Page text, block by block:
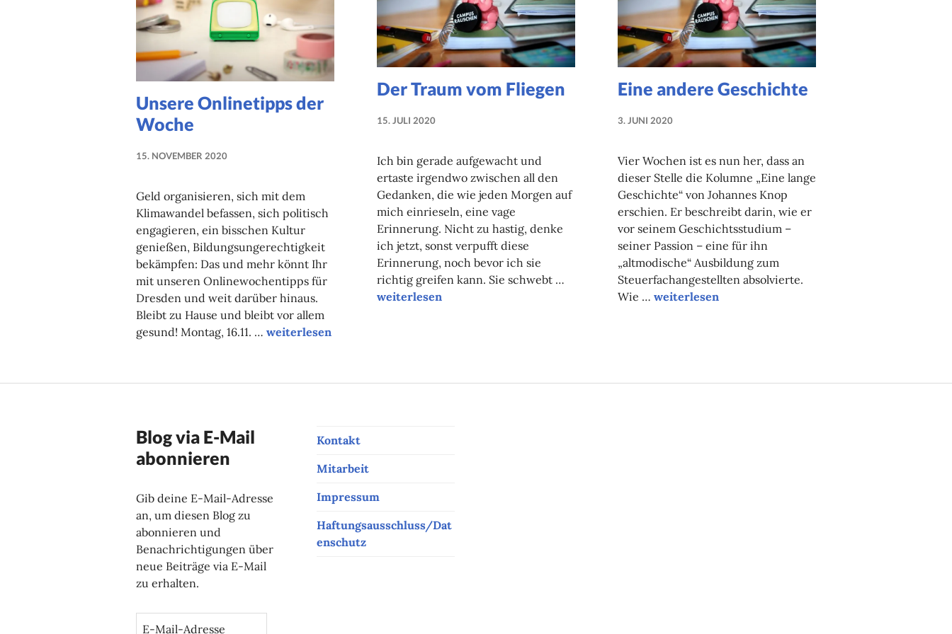
Unsere Onlinetipps der
Woche
15. NOVEMBER 2020
Geld organisieren, sich mit dem
Klimawandel befassen, sich politisch
engagieren, ein bisschen Kultur
genießen, Bildungsungerechtigkeit
bekämpfen: Das und mehr könnt Ihr
mit unseren Onlinewochentipps für
Dresden und weit darüber hinaus.
Bleibt zu Hause und bleibt vor allem
gesund! Montag, 16.11. … Unsere Onlinetipps der Woche
weiterlesen
Der Traum vom Fliegen
15. JULI 2020
Ich bin gerade aufgewacht und
ertaste irgendwo zwischen all den
Gedanken, die wie jeden Morgen auf
mich einrieseln, eine vage
Erinnerung. Nicht zu hastig, denke
ich jetzt, sonst verpufft diese
Erinnerung, noch bevor ich sie
richtig greifen kann. Sie schwebt …
Der Traum vom Fliegen
weiterlesen
Eine andere Geschichte
3. JUNI 2020
Vier Wochen ist es nun her, dass an
dieser Stelle die Kolumne „Eine lange
Geschichte“ von Johannes Knop
erschien. Er beschreibt darin, wie er
vor seinem Geschichtsstudium –
seiner Passion – eine für ihn
„altmodische“ Ausbildung zum
Steuerfachangestellten absolvierte.
Wie … Eine andere Geschichte
weiterlesen
Blog via E-Mail
abonnieren
Gib deine E-Mail-Adresse
an, um diesen Blog zu
abonnieren und
Benachrichtigungen über
neue Beiträge via E-Mail
zu erhalten.
Kontakt
Mitarbeit
Impressum
Haftungsausschluss/Dat
enschutz